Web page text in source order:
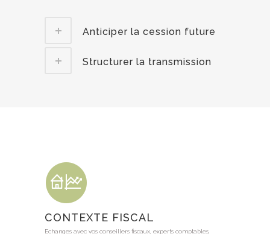
Anticiper la cession future
Structurer la transmission
CONTEXTE FISCAL
Echanges avec vos conseillers fiscaux, experts comptables,